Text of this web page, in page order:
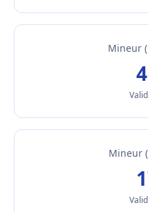
Mineur
Mineur